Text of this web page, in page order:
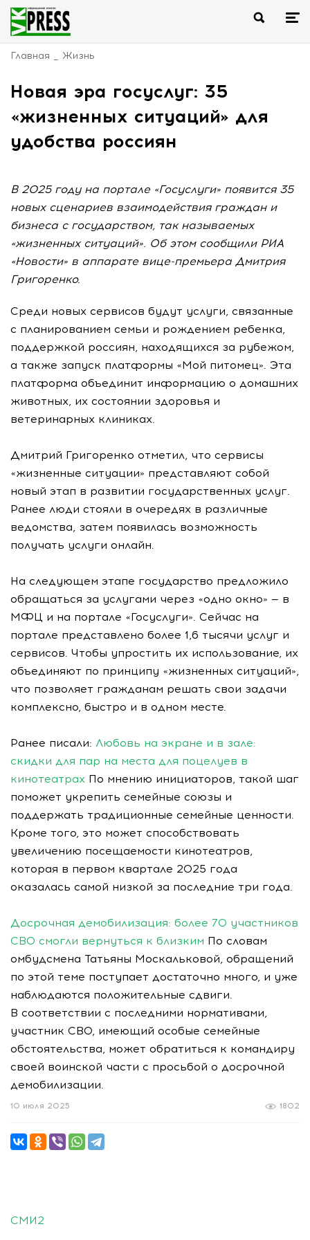
Главная Жизнь
Новая эра госуслуг: 35
«жизненных ситуаций» для
удобства россиян
В 2025 году на портале «Госуслуги» появится 35
новых сценариев взаимодействия граждан и
бизнеса с государством, так называемых
«жизненных ситуаций». Об этом сообщили РИА
«Новости» в аппарате вице-премьера Дмитрия
Григоренко.
Среди новых сервисов будут услуги, связанные
с планированием семьи и рождением ребенка,
поддержкой россиян, находящихся за рубежом,
а также запуск платформы «Мой питомец». Эта
платформа объединит информацию о домашних
животных, их состоянии здоровья и
ветеринарных клиниках.
Дмитрий Григоренко отметил, что сервисы
«жизненные ситуации» представляют собой
новый этап в развитии государственных услуг.
Ранее люди стояли в очередях в различные
ведомства, затем появилась возможность
получать услуги онлайн.
На следующем этапе государство предложило
обращаться за услугами через «одно окно» — в
МФЦ и на портале «Госуслуги». Сейчас на
портале представлено более 1,6 тысячи услуг и
сервисов. Чтобы упростить их использование, их
объединяют по принципу «жизненных ситуаций»,
что позволяет гражданам решать свои задачи
комплексно, быстро и в одном месте.
Ранее писали: Любовь на экране и в зале:
скидки для пар на места для поцелуев в
кинотеатрах По мнению инициаторов, такой шаг
поможет укрепить семейные союзы и
поддержать традиционные семейные ценности.
Кроме того, это может способствовать
увеличению посещаемости кинотеатров,
которая в первом квартале 2025 года
оказалась самой низкой за последние три года.
Досрочная демобилизация: более 70 участников
СВО смогли вернуться к близким По словам
омбудсмена Татьяны Москальковой, обращений
по этой теме поступает достаточно много, и уже
наблюдаются положительные сдвиги.
В соответствии с последними нормативами,
участник СВО, имеющий особые семейные
обстоятельства, может обратиться к командиру
своей воинской части с просьбой о досрочной
демобилизации.
1802
10 июля 2025
СМИ2